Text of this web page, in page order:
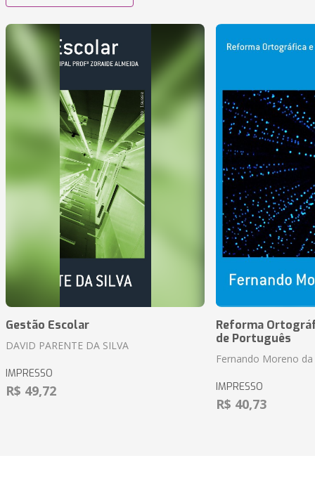
Gestão Escolar
DAVID PARENTE DA SILVA
IMPRESSO
R$ 49,72
Reforma
de Português
Fernando Moreno da
IMPRESSO
R$ 40,73